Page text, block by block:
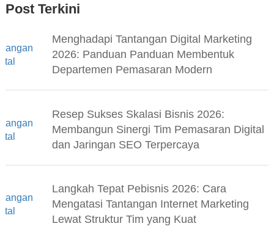
Post Terkini
Menghadapi Tantangan Digital Marketing
2026: Panduan Panduan Membentuk
Departemen Pemasaran Modern
Resep Sukses Skalasi Bisnis 2026:
Membangun Sinergi Tim Pemasaran Digital
dan Jaringan SEO Terpercaya
Langkah Tepat Pebisnis 2026: Cara
Mengatasi Tantangan Internet Marketing
Lewat Struktur Tim yang Kuat